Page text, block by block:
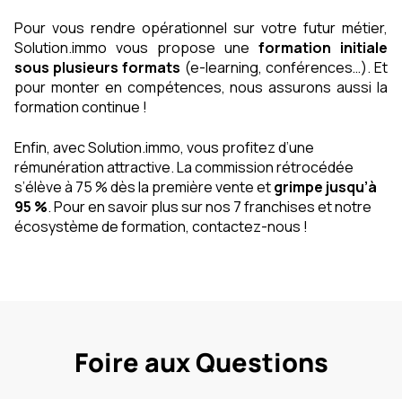
Pour vous rendre opérationnel sur votre futur métier,
Solution.immo vous propose une formation initiale
sous plusieurs formats (e-learning, conférences…). Et
pour monter en compétences, nous assurons aussi la
formation continue !
Enfin, avec Solution.immo, vous profitez d’une
rémunération attractive. La commission rétrocédée
s’élève à 75 % dès la première vente etgrimpe jusqu’à
95 %. Pour en savoir plus sur nos 7 franchises et notre
écosystème de formation, contactez-nous !
Foire aux Questions